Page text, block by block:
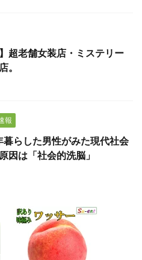
】超老舗女装店・ミステリー
。
報
暮らした男性がみた現代社会
因は「社会的洗脳」